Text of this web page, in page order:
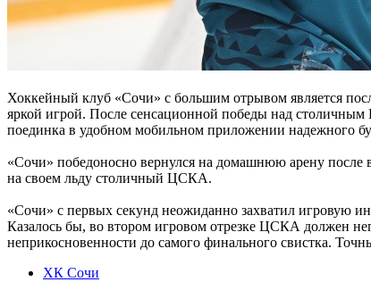
Хоккейный клуб «Сочи» с большим отрывом является
яркой игрой. После сенсационной победы над
поединка в удобном мобильном приложении надежного
«Сочи» победоносно вернулся на домашнюю арену
на своем льду столичный ЦСКА.
«Сочи» с первых секунд неожиданно захватил игровую
Казалось бы, во втором игровом отрезке ЦСКА должен
неприкосновенности до самого финального свистка.
ХК Сочи